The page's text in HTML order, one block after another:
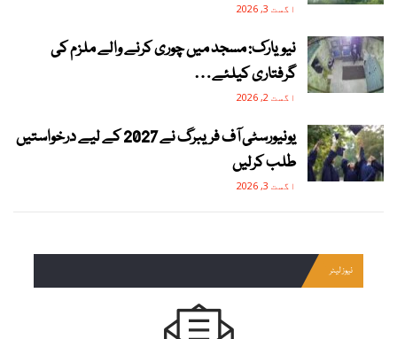
اگست 3, 2026
نیویارک: مسجد میں چوری کرنے والے ملزم کی
گرفتاری کیلئے…
اگست 2, 2026
یونیورسٹی آف فریبرگ نے 2027 کے لیے درخواستیں
طلب کرلیں
اگست 3, 2026
نیوز لیٹر